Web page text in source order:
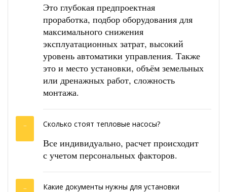
Это глубокая предпроектная
проработка, подбор оборудования для
максимального снижения
эксплуатационных затрат, высокий
уровень автоматики управления. Также
это и место установки, объём земельных
или дренажных работ, сложность
монтажа.
Сколько стоят тепловые насосы?
Все индивидуально, расчет происходит
с учетом персональных факторов.
Какие документы нужны для установки